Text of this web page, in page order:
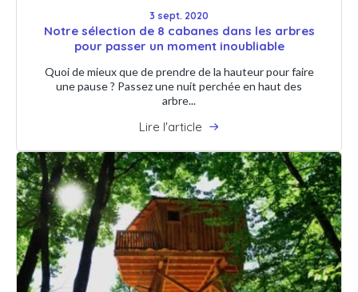
3 sept. 2020
Notre sélection de 8 cabanes dans les arbres
pour passer un moment inoubliable
Quoi de mieux que de prendre de la hauteur pour faire
une pause ? Passez une nuit perchée en haut des
arbre...
Lire l'article